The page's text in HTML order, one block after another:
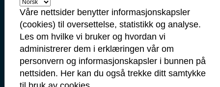
Servicetorget: 69 10 80 00
(Telefontid mandag-fredag 09.00-14.00)
servicetorget@sarpsborg.com
postmottak@sarpsborg.com
Contact us - English
Våre nettsider benytter informasjonskapsler
(cookies) til oversettelse, statistikk og analyse.
Les om hvilke vi bruker og hvordan vi
administrerer dem i erklæringen vår om
personvern og informasjonskapsler i bunnen på
nettsiden. Her kan du også trekke ditt samtykke